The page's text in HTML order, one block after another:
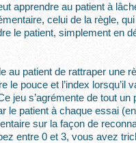
apprendre au patient à
celui de la règle, qui
le patient, simplement en
au patient de rattraper une
le pouce et l’index lorsqu’il
jeu s’agrémente de tout un
le patient à chaque essai
sur la façon de
entre 0 et 3, vous avez